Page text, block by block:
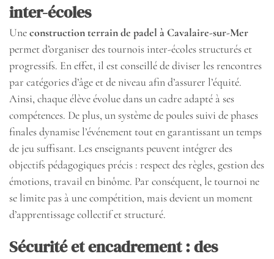
inter-écoles
Uneconstruction terrain de padel à Cavalaire-sur-Mer
permet d’organiser des tournois inter-écoles structurés et
progressifs. En effet, il est conseillé de diviser les rencontres
par catégories d’âge et de niveau afin d’assurer l’équité.
Ainsi, chaque élève évolue dans un cadre adapté à ses
compétences. De plus, un système de poules suivi de phases
finales dynamise l’événement tout en garantissant un temps
de jeu suffisant. Les enseignants peuvent intégrer des
objectifs pédagogiques précis : respect des règles, gestion des
émotions, travail en binôme. Par conséquent, le tournoi ne
se limite pas à une compétition, mais devient un moment
d’apprentissage collectif et structuré.
Sécurité et encadrement : des